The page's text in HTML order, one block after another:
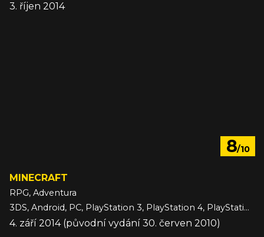
3. říjen 2014
8/10
MINECRAFT
RPG, Adventura
3DS, Android, PC, PlayStation 3, PlayStation 4, PlayStation 5, Switch, Switch 2, VITA, Wii U, Xbox 360, Xbox One, Xbox Series, iOS
4. září 2014 (původní vydání 30. červen 2010)